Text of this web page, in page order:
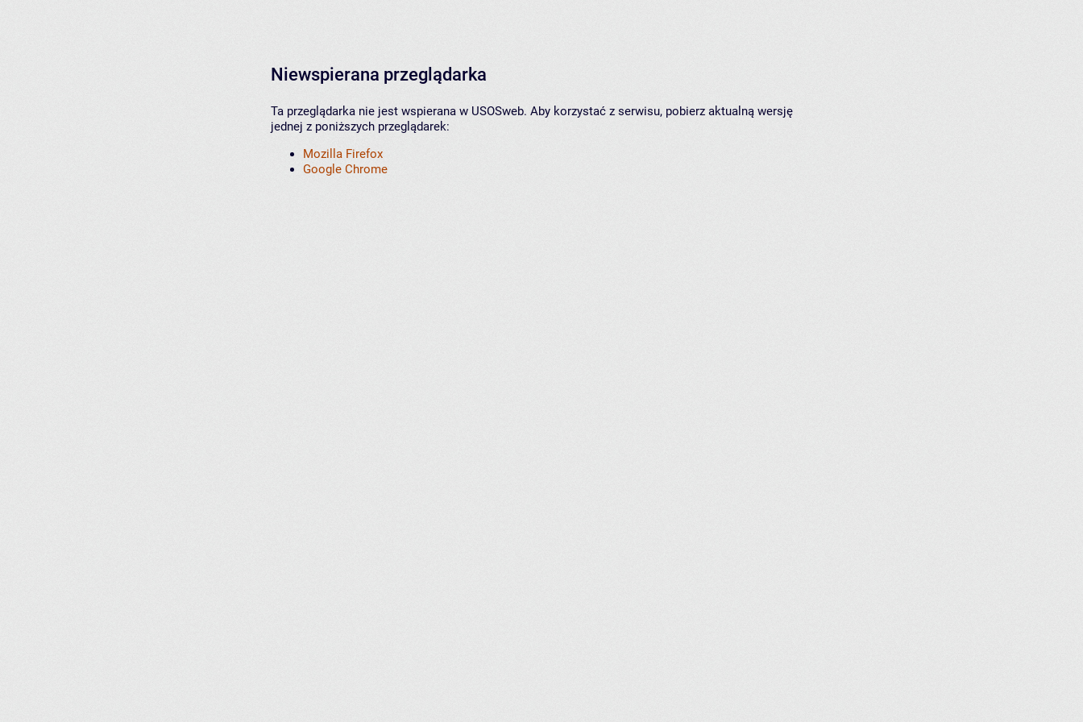
Niewspierana przeglądarka
Ta przeglądarka nie jest wspierana w USOSweb. Aby korzystać z serwisu, pobierz aktualną wersję
jednej z poniższych przeglądarek:
Mozilla Firefox
Google Chrome